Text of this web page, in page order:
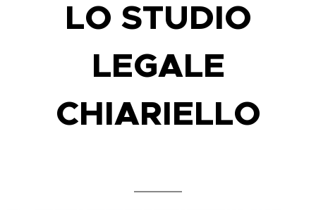
LO STUDIO
LEGALE
CHIARIELLO